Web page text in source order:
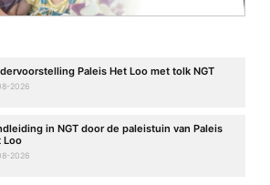
Paleis Het Loo met tolk NGT
2026
in NGT door de paleistuin van Paleis
Loo
2026